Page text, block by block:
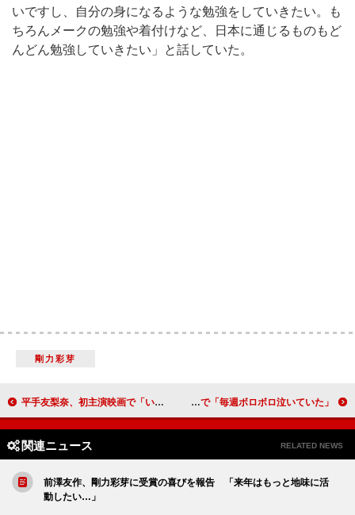
いですし、自分の身になるような勉強をしていきたい。も
ちろんメークの勉強や着付けなど、日本に通じるものもど
んどん勉強していきたい」と話していた。
剛力彩芽
平手友梨奈、初主演映画で「いい経験ができた」 監督絶賛「妥協を許さない緊張感」 竹内涼真、戸田恵梨香に告白「ファンです」 ドラマ「大恋愛」で「毎週ボロボロ泣いていた」
関連ニュース RELATED NEWS
前澤友作、剛力彩芽に受賞の喜びを報告 「来年はもっと地味に活
動したい…」